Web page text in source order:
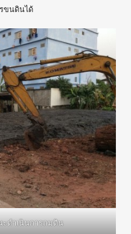
ขนดินได้
ดำเนินการถมดิน